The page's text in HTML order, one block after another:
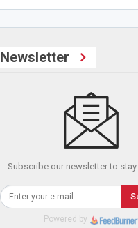
Newsletter
Subscribe our newsletter to
Powered by